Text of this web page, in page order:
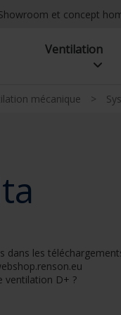
et concept
Ventilation
mécanique >
dans les
ventilation D+ ?